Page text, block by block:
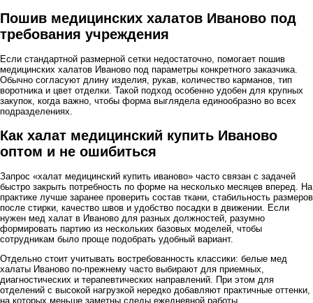
Пошив медицинских халатов Иваново под
требования учреждения
Если стандартной размерной сетки недостаточно, помогает пошив
медицинских халатов Иваново под параметры конкретного заказчика.
Обычно согласуют длину изделия, рукав, количество карманов, тип
воротника и цвет отделки. Такой подход особенно удобен для крупных
закупок, когда важно, чтобы форма выглядела единообразно во всех
подразделениях.
Как халат медицинский купить Иваново
оптом и не ошибиться
Запрос «халат медицинский купить иваново» часто связан с задачей
быстро закрыть потребность по форме на несколько месяцев вперед. На
практике лучше заранее проверить состав ткани, стабильность размеров
после стирки, качество швов и удобство посадки в движении. Если
нужен мед халат в Иваново для разных должностей, разумно
формировать партию из нескольких базовых моделей, чтобы
сотрудникам было проще подобрать удобный вариант.
Отдельно стоит учитывать востребованность классики: белые мед
халаты Иваново по-прежнему часто выбирают для приемных,
диагностических и терапевтических направлений. При этом для
отделений с высокой нагрузкой нередко добавляют практичные оттенки,
на которых меньше заметны следы ежедневной работы.